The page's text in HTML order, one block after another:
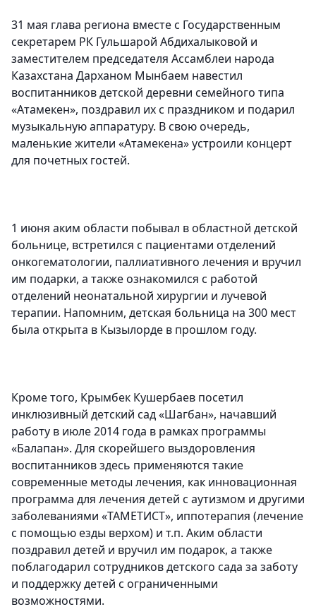
31 мая глава региона вместе с Государственным
секретарем РК Гульшарой Абдихалыковой и
заместителем председателя Ассамблеи народа
Казахстана Дарханом Мынбаем навестил
воспитанников детской деревни семейного типа
«Атамекен», поздравил их с праздником и подарил
музыкальную аппаратуру. В свою очередь,
маленькие жители «Атамекена» устроили концерт
для почетных гостей.
1 июня аким области побывал в областной детской
больнице, встретился с пациентами отделений
онкогематологии, паллиативного лечения и вручил
им подарки, а также ознакомился с работой
отделений неонатальной хирургии и лучевой
терапии. Напомним, детская больница на 300 мест
была открыта в Кызылорде в прошлом году.
Кроме того, Крымбек Кушербаев посетил
инклюзивный детский сад «Шагбан», начавший
работу в июле 2014 года в рамках программы
«Балапан». Для скорейшего выздоровления
воспитанников здесь применяются такие
современные методы лечения, как инновационная
программа для лечения детей с аутизмом и другими
заболеваниями «ТАМЕТИСТ», иппотерапия (лечение
с помощью езды верхом) и т.п. Аким области
поздравил детей и вручил им подарок, а также
поблагодарил сотрудников детского сада за заботу
и поддержку детей с ограниченными
возможностями.